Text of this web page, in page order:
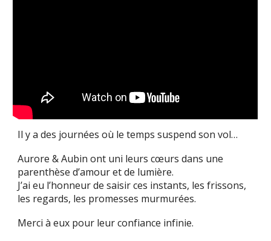
Il y a des journées où le temps suspend son vol…
Aurore & Aubin ont uni leurs cœurs dans une
parenthèse d’amour et de lumière.
J’ai eu l’honneur de saisir ces instants, les frissons,
les regards, les promesses murmurées.
Merci à eux pour leur confiance infinie.